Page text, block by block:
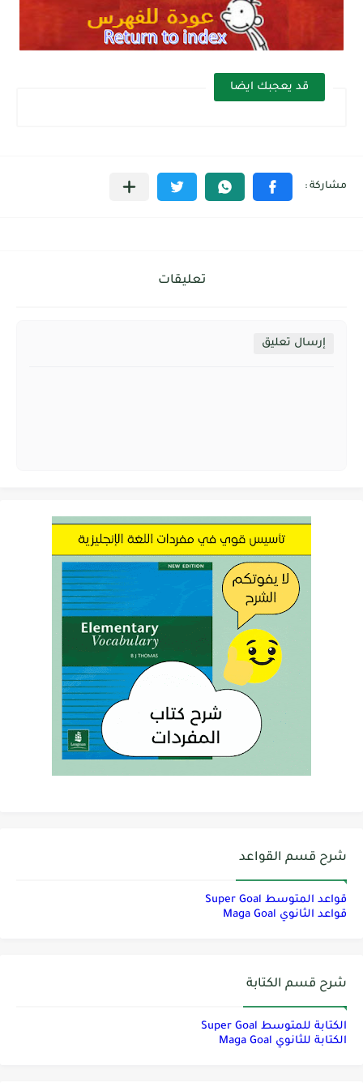
قد يعجبك ايضا
تعليقات
إرسال تعليق
شرح قسم القواعد
قواعد المتوسط Super Goal
قواعد الثانوي Maga Goal
شرح قسم الكتابة
الكتابة للمتوسط Super Goal
الكتابة للثانوي Maga Goal